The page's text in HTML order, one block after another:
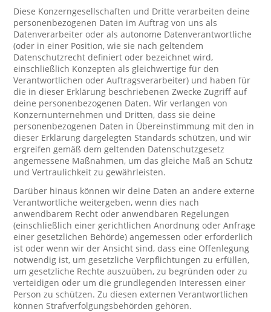
Diese Konzerngesellschaften und Dritte verarbeiten deine
personenbezogenen Daten im Auftrag von uns als
Datenverarbeiter oder als autonome Datenverantwortliche
(oder in einer Position, wie sie nach geltendem
Datenschutzrecht definiert oder bezeichnet wird,
einschließlich Konzepten als gleichwertige für den
Verantwortlichen oder Auftragsverarbeiter) und haben für
die in dieser Erklärung beschriebenen Zwecke Zugriff auf
deine personenbezogenen Daten. Wir verlangen von
Konzernunternehmen und Dritten, dass sie deine
personenbezogenen Daten in Übereinstimmung mit den in
dieser Erklärung dargelegten Standards schützen, und wir
ergreifen gemäß dem geltenden Datenschutzgesetz
angemessene Maßnahmen, um das gleiche Maß an Schutz
und Vertraulichkeit zu gewährleisten.
Darüber hinaus können wir deine Daten an andere externe
Verantwortliche weitergeben, wenn dies nach
anwendbarem Recht oder anwendbaren Regelungen
(einschließlich einer gerichtlichen Anordnung oder Anfrage
einer gesetzlichen Behörde) angemessen oder erforderlich
ist oder wenn wir der Ansicht sind, dass eine Offenlegung
notwendig ist, um gesetzliche Verpflichtungen zu erfüllen,
um gesetzliche Rechte auszuüben, zu begründen oder zu
verteidigen oder um die grundlegenden Interessen einer
Person zu schützen. Zu diesen externen Verantwortlichen
können Strafverfolgungsbehörden gehören.